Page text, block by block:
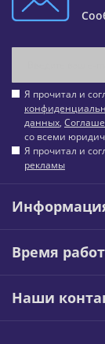
Я прочитал и
данных,
со всеми
Я прочитал и
рекламы
Время
Наши